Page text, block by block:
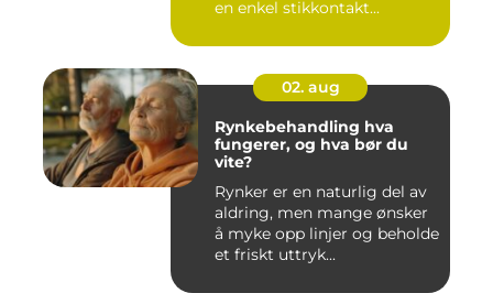
en enkel stikkontakt...
02. aug
Rynkebehandling hva
fungerer, og hva bør du
vite?
Rynker er en naturlig del av
aldring, men mange ønsker
å myke opp linjer og beholde
et friskt uttryk...